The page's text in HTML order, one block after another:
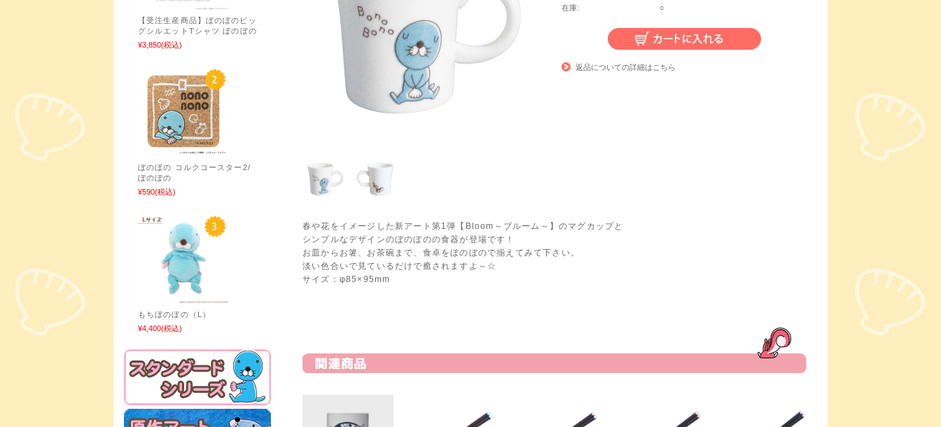
在庫: ○
返品についての詳細はこちら
春や花をイメージした新アート第1弾【Bloom～ブルーム～】のマグカップと
シンプルなデザインのぼのぼのの食器が登場です！
お皿からお箸、お茶碗まで、食卓をぼのぼので揃えてみて下さい。
淡い色合いで見ているだけで癒されますよ～☆
サイズ：φ85×95mm
【受注生産商品】ぼのぼのビッ
グシルエットTシャツ ぼのぼの
¥3,850(税込)
ぼのぼの コルクコースター2/
ぼのぼの
¥590(税込)
もちぼのぼの（L）
¥4,400(税込)